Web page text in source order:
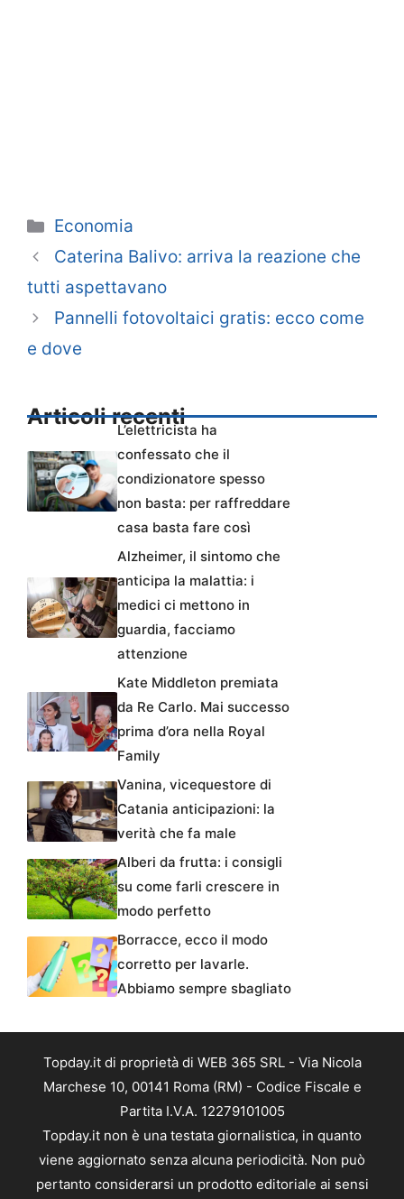
Categorie
Economia
Caterina Balivo: arriva la reazione che
tutti aspettavano
Pannelli fotovoltaici gratis: ecco come
e dove
Articoli recenti
L’elettricista ha
confessato che il
condizionatore spesso
non basta: per raffreddare
casa basta fare così
Alzheimer, il sintomo che
anticipa la malattia: i
medici ci mettono in
guardia, facciamo
attenzione
Kate Middleton premiata
da Re Carlo. Mai successo
prima d’ora nella Royal
Family
Vanina, vicequestore di
Catania anticipazioni: la
verità che fa male
Alberi da frutta: i consigli
su come farli crescere in
modo perfetto
Borracce, ecco il modo
corretto per lavarle.
Abbiamo sempre sbagliato
Topday.it di proprietà di WEB 365 SRL - Via Nicola
Marchese 10, 00141 Roma (RM) - Codice Fiscale e
Partita I.V.A. 12279101005
Topday.it non è una testata giornalistica, in quanto
viene aggiornato senza alcuna periodicità. Non può
pertanto considerarsi un prodotto editoriale ai sensi